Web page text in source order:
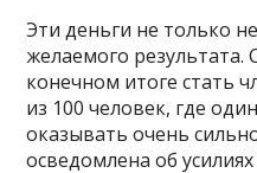
Эти деньги не только
желаемого результата.
конечном итоге стать
из 100 человек, где
оказывать очень
осведомлена об